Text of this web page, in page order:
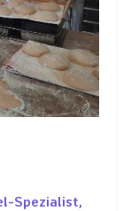
Spezialist,